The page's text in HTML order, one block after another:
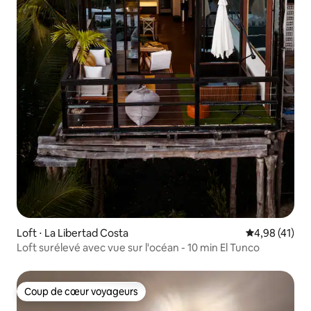
Loft ⋅ La Libertad Costa Évaluation
4,98 (41)
Loft surélevé avec vue sur l'océan - 10 min El Tunco
Coup de cœur voyageurs
Coup de cœur voyageurs